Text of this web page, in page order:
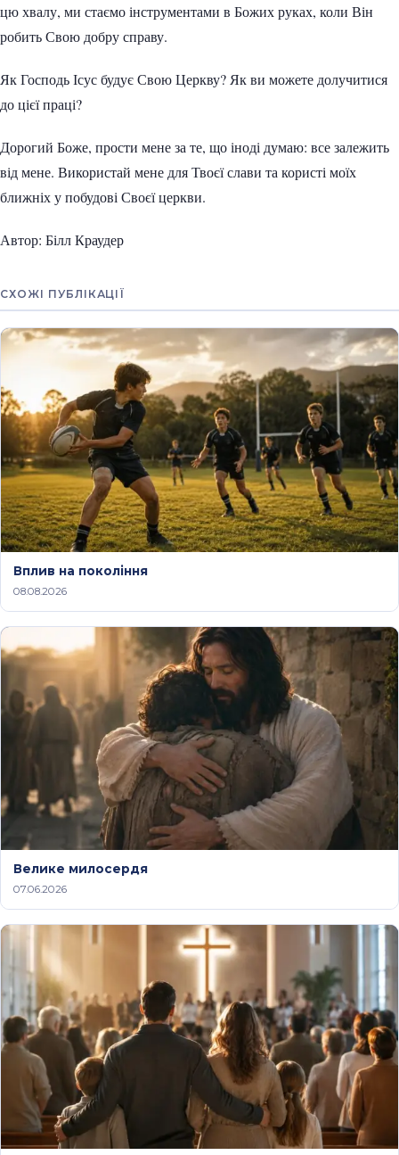
цю хвалу, ми стаємо інструментами в Божих руках, коли Він
робить Свою добру справу.
Як Господь Ісус будує Свою Церкву? Як ви можете долучитися
до цієї праці?
Дорогий Боже, прости мене за те, що іноді думаю: все залежить
від мене. Використай мене для Твоєї слави та користі моїх
ближніх у побудові Своєї церкви.
Автор: Білл Краудер
СХОЖІ ПУБЛІКАЦІЇ
Вплив на покоління
08.08.2026
Велике милосердя
07.06.2026